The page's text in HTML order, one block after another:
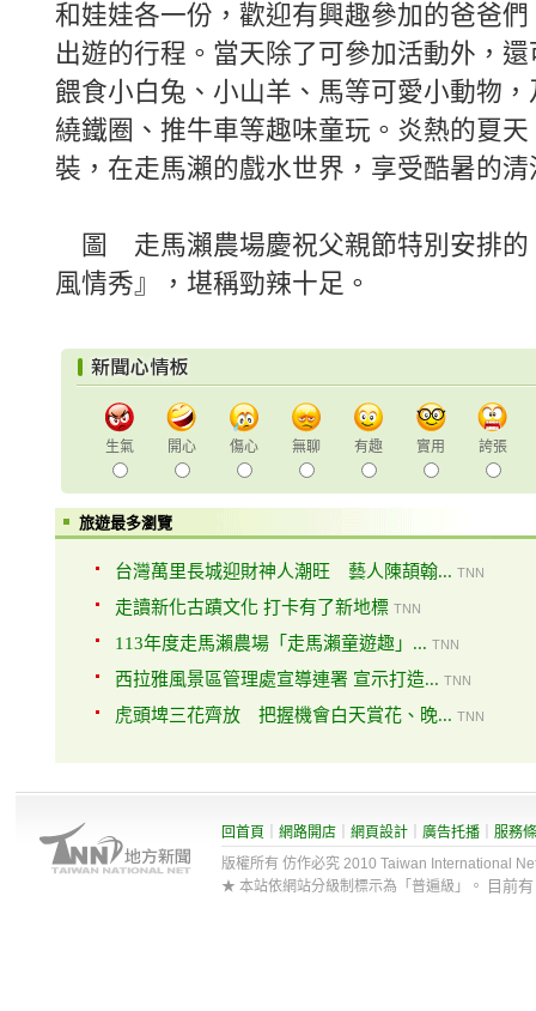
和娃娃各一份，歡迎有興趣參加的爸爸
出遊的行程。當天除了可參加活動外，
餵食小白兔、小山羊、馬等可愛小動物
繞鐵圈、推牛車等趣味童玩。炎熱的夏
裝，在走馬瀨的戲水世界，享受酷暑的清
圖 走馬瀨農場慶祝父親節特別安排的
風情秀』，堪稱勁辣十足。
生氣 開心 傷心 無聊 有趣 實用 誇張
旅遊最多瀏覽
台灣萬里長城迎財神人潮旺 藝人陳頡翰... TNN
走讀新化古蹟文化 打卡有了新地標 TNN
113年度走馬瀨農場「走馬瀨童遊趣」... TNN
西拉雅風景區管理處宣導連署 宣示打造... TNN
虎頭埤三花齊放 把握機會白天賞花、晚... TNN
回首頁 網路開店 網頁設計 廣告托播
服務
版權所有 仿作必究 2010 Taiwan International
★ 本站依網站分級制標示為「普遍級」。
目前